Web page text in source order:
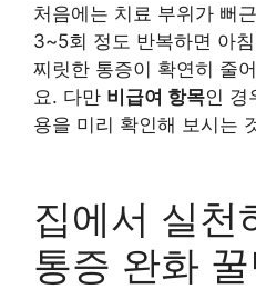
처음에는 치료 부위가 뻐
3~5회 정도 반복하면 아
찌릿한 통증이 확연히 줄
요. 다만 비급여 항목인 경
용을 미리 확인해 보시는
집에서 실천
통증 완화 꿀